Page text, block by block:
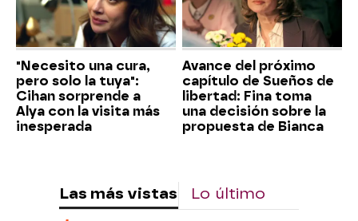
"Necesito una cura,
pero solo la tuya":
Cihan sorprende a
Alya con la visita más
inesperada
Avance del próximo
capítulo de Sueños de
libertad: Fina toma
una decisión sobre la
propuesta de Bianca
Las más vistas Lo último